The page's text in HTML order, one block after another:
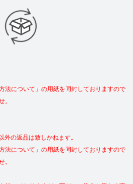
法について」の用紙を同封しておりますので
。
外の返品は致しかねます。
法について」の用紙を同封しておりますので
。